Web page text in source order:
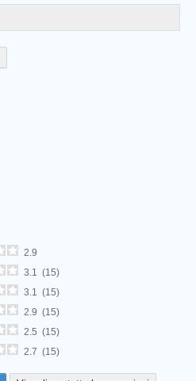
2.9
3.1 (15)
3.1 (15)
2.9 (15)
2.5 (15)
2.7 (15)